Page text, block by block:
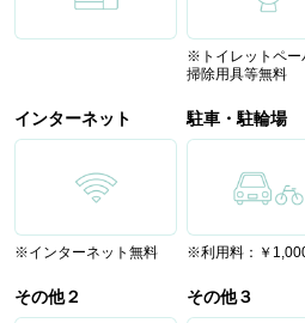
※トイレットペー
掃除用具等無料
インターネット
※インターネット無料
駐車・駐輪場
※利用料：￥
その他２ その他３